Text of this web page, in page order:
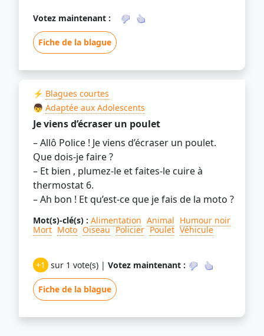
Votez maintenant :
Fiche de la blague
⚡ Blagues courtes
👦 Adaptée aux Adolescents
Je viens d’écraser un poulet
– Allô Police ! Je viens d’écraser un poulet.
Que dois-je faire ?
– Et bien , plumez-le et faites-le cuire à
thermostat 6.
– Ah bon ! Et qu’est-ce que je fais de la moto ?
Mot(s)-clé(s) : Alimentation Animal Humour noir
Mort Moto Oiseau Policier Poulet Véhicule
+1 sur 1 vote(s) | Votez maintenant :
Fiche de la blague